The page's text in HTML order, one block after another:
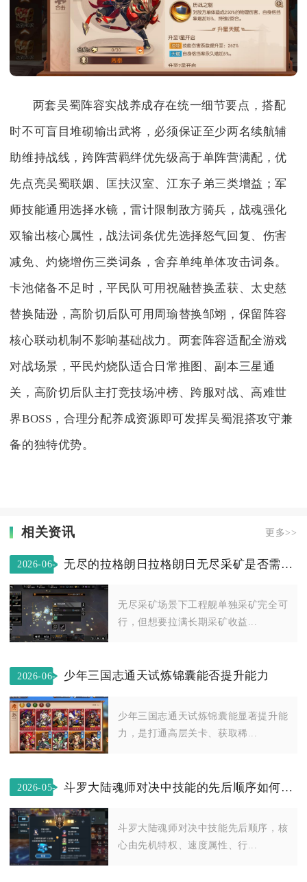
两套吴蜀阵容实战养成存在统一细节要点，搭配
时不可盲目堆砌输出武将，必须保证至少两名续航辅
助维持战线，跨阵营羁绊优先级高于单阵营满配，优
先点亮吴蜀联姻、匡扶汉室、江东子弟三类增益；军
师技能通用选择水镜，雷计限制敌方骑兵，战魂强化
双输出核心属性，战法词条优先选择怒气回复、伤害
减免、灼烧增伤三类词条，舍弃单纯单体攻击词条。
卡池储备不足时，平民队可用祝融替换孟获、太史慈
替换陆逊，高阶切后队可用周瑜替换邹翊，保留阵容
核心联动机制不影响基础战力。两套阵容适配全游戏
对战场景，平民灼烧队适合日常推图、副本三星通
关，高阶切后队主打竞技场冲榜、跨服对战、高难世
界BOSS，合理分配养成资源即可发挥吴蜀混搭攻守兼
备的独特优势。
相关资讯 更多>>
2026-06-
11
无尽的拉格朗日拉格朗日无尽采矿是否需要运输舰的协助
无尽采矿场景下工程舰单独采矿完全可
行，但想要拉满长期采矿收益...
2026-06-
少年三国志通天试炼锦囊能否提升能力
少年三国志通天试炼锦囊能显著提升能
力，是打通高层关卡、获取稀...
2026-05-
斗罗大陆魂师对决中技能的先后顺序如何决定
斗罗大陆魂师对决中技能先后顺序，核
心由先机特权、速度属性、行...